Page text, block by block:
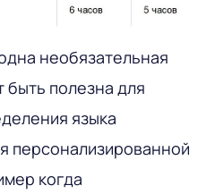
необязательная
полезна для
языка
персонализированной
когда